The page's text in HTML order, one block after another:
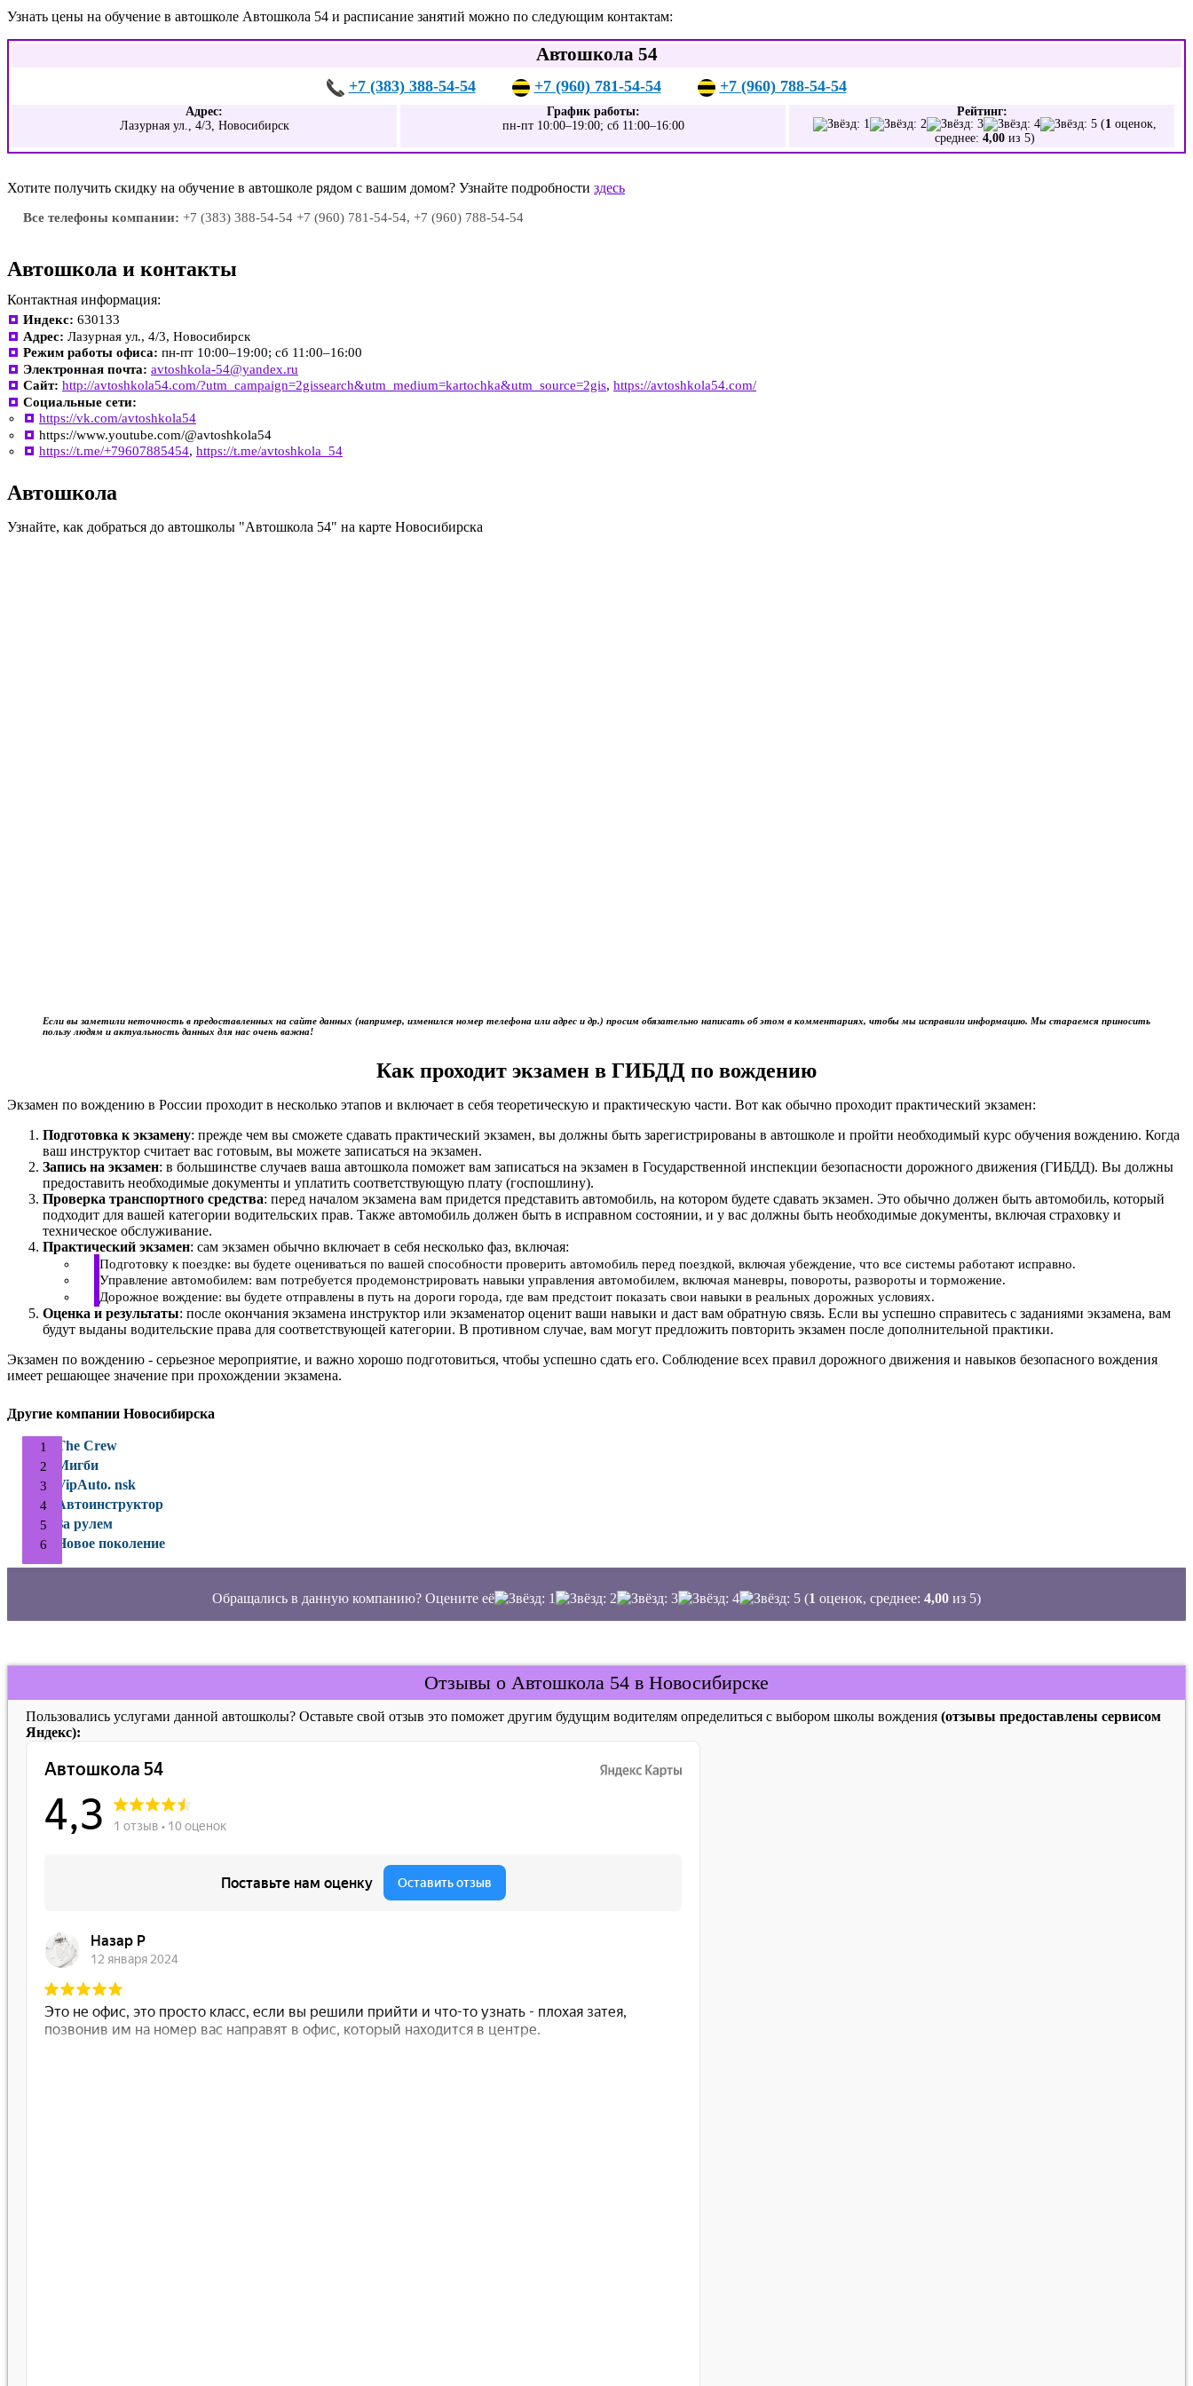
Узнать цены на обучение в автошколе Автошкола 54 и расписание занятий можно по следующим контактам:
Автошкола 54
+7 (383) 388-54-54 +7 (960) 781-54-54 +7 (960) 788-54-54
Адрес:
Лазурная ул., 4/3, Новосибирск
График работы:
пн-пт 10:00–19:00; сб 11:00–16:00
Рейтинг:
(1 оценок,
среднее: 4,00 из 5)
Хотите получить скидку на обучение в автошколе рядом с вашим домом? Узнайте подробности здесь
Все телефоны компании: +7 (383) 388-54-54 +7 (960) 781-54-54, +7 (960) 788-54-54
Автошкола и контакты
Контактная информация:
Индекс: 630133
Адрес: Лазурная ул., 4/3, Новосибирск
Режим работы офиса: пн-пт 10:00–19:00; сб 11:00–16:00
Электронная почта: avtoshkola-54@yandex.ru
Сайт: http://avtoshkola54.com/?utm_campaign=2gissearch&utm_medium=kartochka&utm_source=2gis, https://avtoshkola54.com/
Социальные сети:
https://vk.com/avtoshkola54
https://www.youtube.com/@avtoshkola54
https://t.me/+79607885454, https://t.me/avtoshkola_54
Автошкола
Узнайте, как добраться до автошколы "Автошкола 54" на карте Новосибирска
Если вы заметили неточность в предоставленных на сайте данных (например, изменился номер телефона или адрес и др.) просим обязательно написать об этом в комментариях, чтобы мы исправили информацию. Мы стараемся приносить
пользу людям и актуальность данных для нас очень важна!
Как проходит экзамен в ГИБДД по вождению
Экзамен по вождению в России проходит в несколько этапов и включает в себя теоретическую и практическую части. Вот как обычно проходит практический экзамен:
Подготовка к экзамену: прежде чем вы сможете сдавать практический экзамен, вы должны быть зарегистрированы в автошколе и пройти необходимый курс обучения вождению. Когда
ваш инструктор считает вас готовым, вы можете записаться на экзамен.
Запись на экзамен: в большинстве случаев ваша автошкола поможет вам записаться на экзамен в Государственной инспекции безопасности дорожного движения (ГИБДД). Вы должны
предоставить необходимые документы и уплатить соответствующую плату (госпошлину).
Проверка транспортного средства: перед началом экзамена вам придется представить автомобиль, на котором будете сдавать экзамен. Это обычно должен быть автомобиль, который
подходит для вашей категории водительских прав. Также автомобиль должен быть в исправном состоянии, и у вас должны быть необходимые документы, включая страховку и
техническое обслуживание.
Практический экзамен: сам экзамен обычно включает в себя несколько фаз, включая:
Подготовку к поездке: вы будете оцениваться по вашей способности проверить автомобиль перед поездкой, включая убеждение, что все системы работают исправно.
Управление автомобилем: вам потребуется продемонстрировать навыки управления автомобилем, включая маневры, повороты, развороты и торможение.
Дорожное вождение: вы будете отправлены в путь на дороги города, где вам предстоит показать свои навыки в реальных дорожных условиях.
Оценка и результаты: после окончания экзамена инструктор или экзаменатор оценит ваши навыки и даст вам обратную связь. Если вы успешно справитесь с заданиями экзамена, вам
будут выданы водительские права для соответствующей категории. В противном случае, вам могут предложить повторить экзамен после дополнительной практики.
Экзамен по вождению - серьезное мероприятие, и важно хорошо подготовиться, чтобы успешно сдать его. Соблюдение всех правил дорожного движения и навыков безопасного вождения
имеет решающее значение при прохождении экзамена.
Другие компании Новосибирска
The Crew
Мигби
VipAuto. nsk
Автоинструктор
За рулем
Новое поколение
Обращались в данную компанию? Оцените её (1 оценок, среднее: 4,00 из 5)
Отзывы о Автошкола 54 в Новосибирске
Пользовались услугами данной автошколы? Оставьте свой отзыв это поможет другим будущим водителям определиться с выбором школы вождения (отзывы предоставлены сервисом
Яндекс):